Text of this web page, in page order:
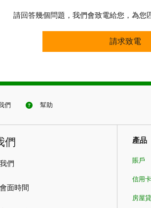
請回答幾個問題，我們會致電給您，為您
請求致電
請求致電
們 幫助
們
們
面時間
產品
賬戶
信用卡
房屋